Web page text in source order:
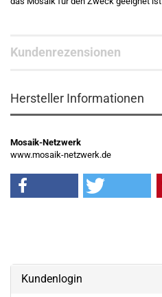
Kundenrezensionen
Hersteller Informationen
Mosaik-Netzwerk
www.mosaik-netzwerk.de
Kundenlogin